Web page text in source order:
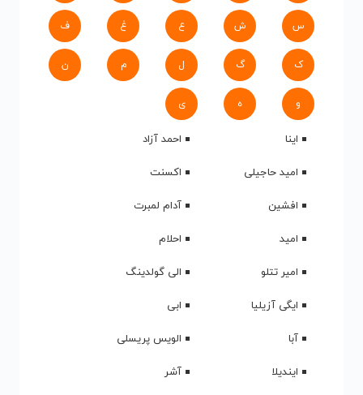
س ش ع غ ف
ک گ ل م ن
و ه ی
اینا
احمد آزاد
امید حاجیلی
اکسنت
افشین
آدام لمبرت
امید
احلام
امیر تتلو
الی گولدینگ
ایگی آزیلیا
ابی
آبا
الویس پریسلی
ایندیلا
آشر